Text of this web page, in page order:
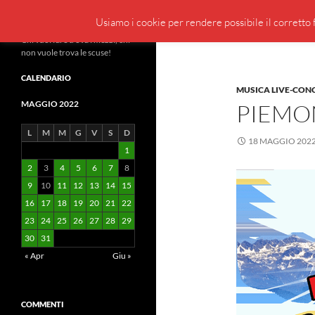
Vai
contenuto
MUSICA LIVE-
18 MAGGIO
Chi vuol fare trova i mezzi, chi
non vuole trova le scuse!
CALENDARIO
MAGGIO 2022
L M M G V S
D
1
2
3 4 5 6 7
8
9
10 11 12 13 14
15
16
17 18 19 20 21 22
23 24 25 26 27 28 29
30
31
« Apr
Giu »
COMMENTI
Usiamo i cookie per rendere possibile il